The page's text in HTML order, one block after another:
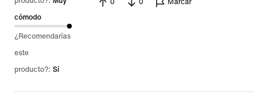
cómodo
¿Recomendarías
este
producto?: Sí
0 0 Marcar